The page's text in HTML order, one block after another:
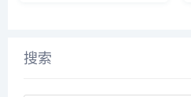
正3......
搜索